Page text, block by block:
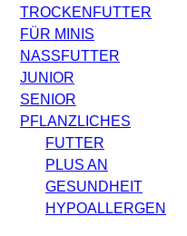
TROCKENFUTTER
FÜR MINIS
NASSFUTTER
JUNIOR
SENIOR
PFLANZLICHES
FUTTER
PLUS AN
GESUNDHEIT
HYPOALLERGEN